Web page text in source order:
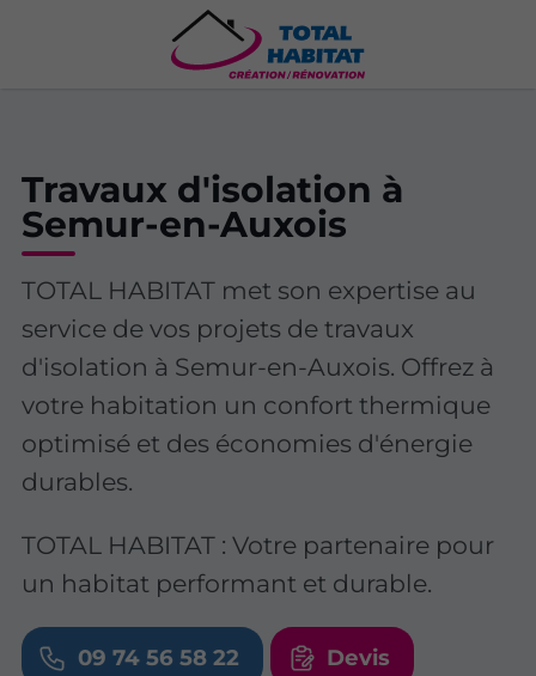
Travaux d'isolation à
Semur-en-Auxois
TOTAL HABITAT met son expertise au
service de vos projets de travaux
d'isolation à Semur-en-Auxois. Offrez à
votre habitation un confort thermique
optimisé et des économies d'énergie
durables.
TOTAL HABITAT : Votre partenaire pour
un habitat performant et durable.
09 74 56 58 22 Devis